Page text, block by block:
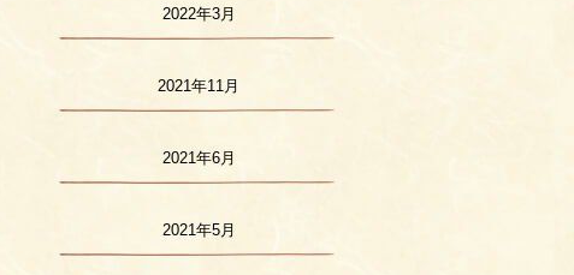
2022年3月
2021年11月
2021年6月
2021年5月